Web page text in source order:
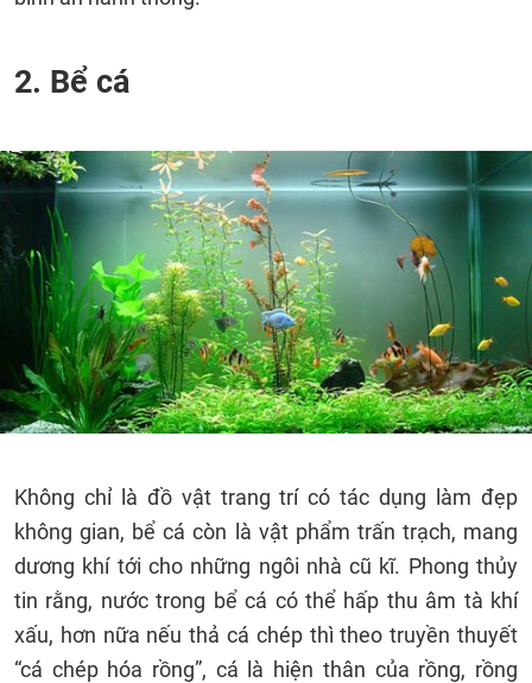
2. Bể cá
Không chỉ là đồ vật trang trí có tác dụng làm đẹp
không gian, bể cá còn là vật phẩm trấn trạch, mang
dương khí tới cho những ngôi nhà cũ kĩ. Phong thủy
tin rằng, nước trong bể cá có thể hấp thu âm tà khí
xấu, hơn nữa nếu thả cá chép thì theo truyền thuyết
“cá chép hóa rồng”, cá là hiện thân của rồng, rồng